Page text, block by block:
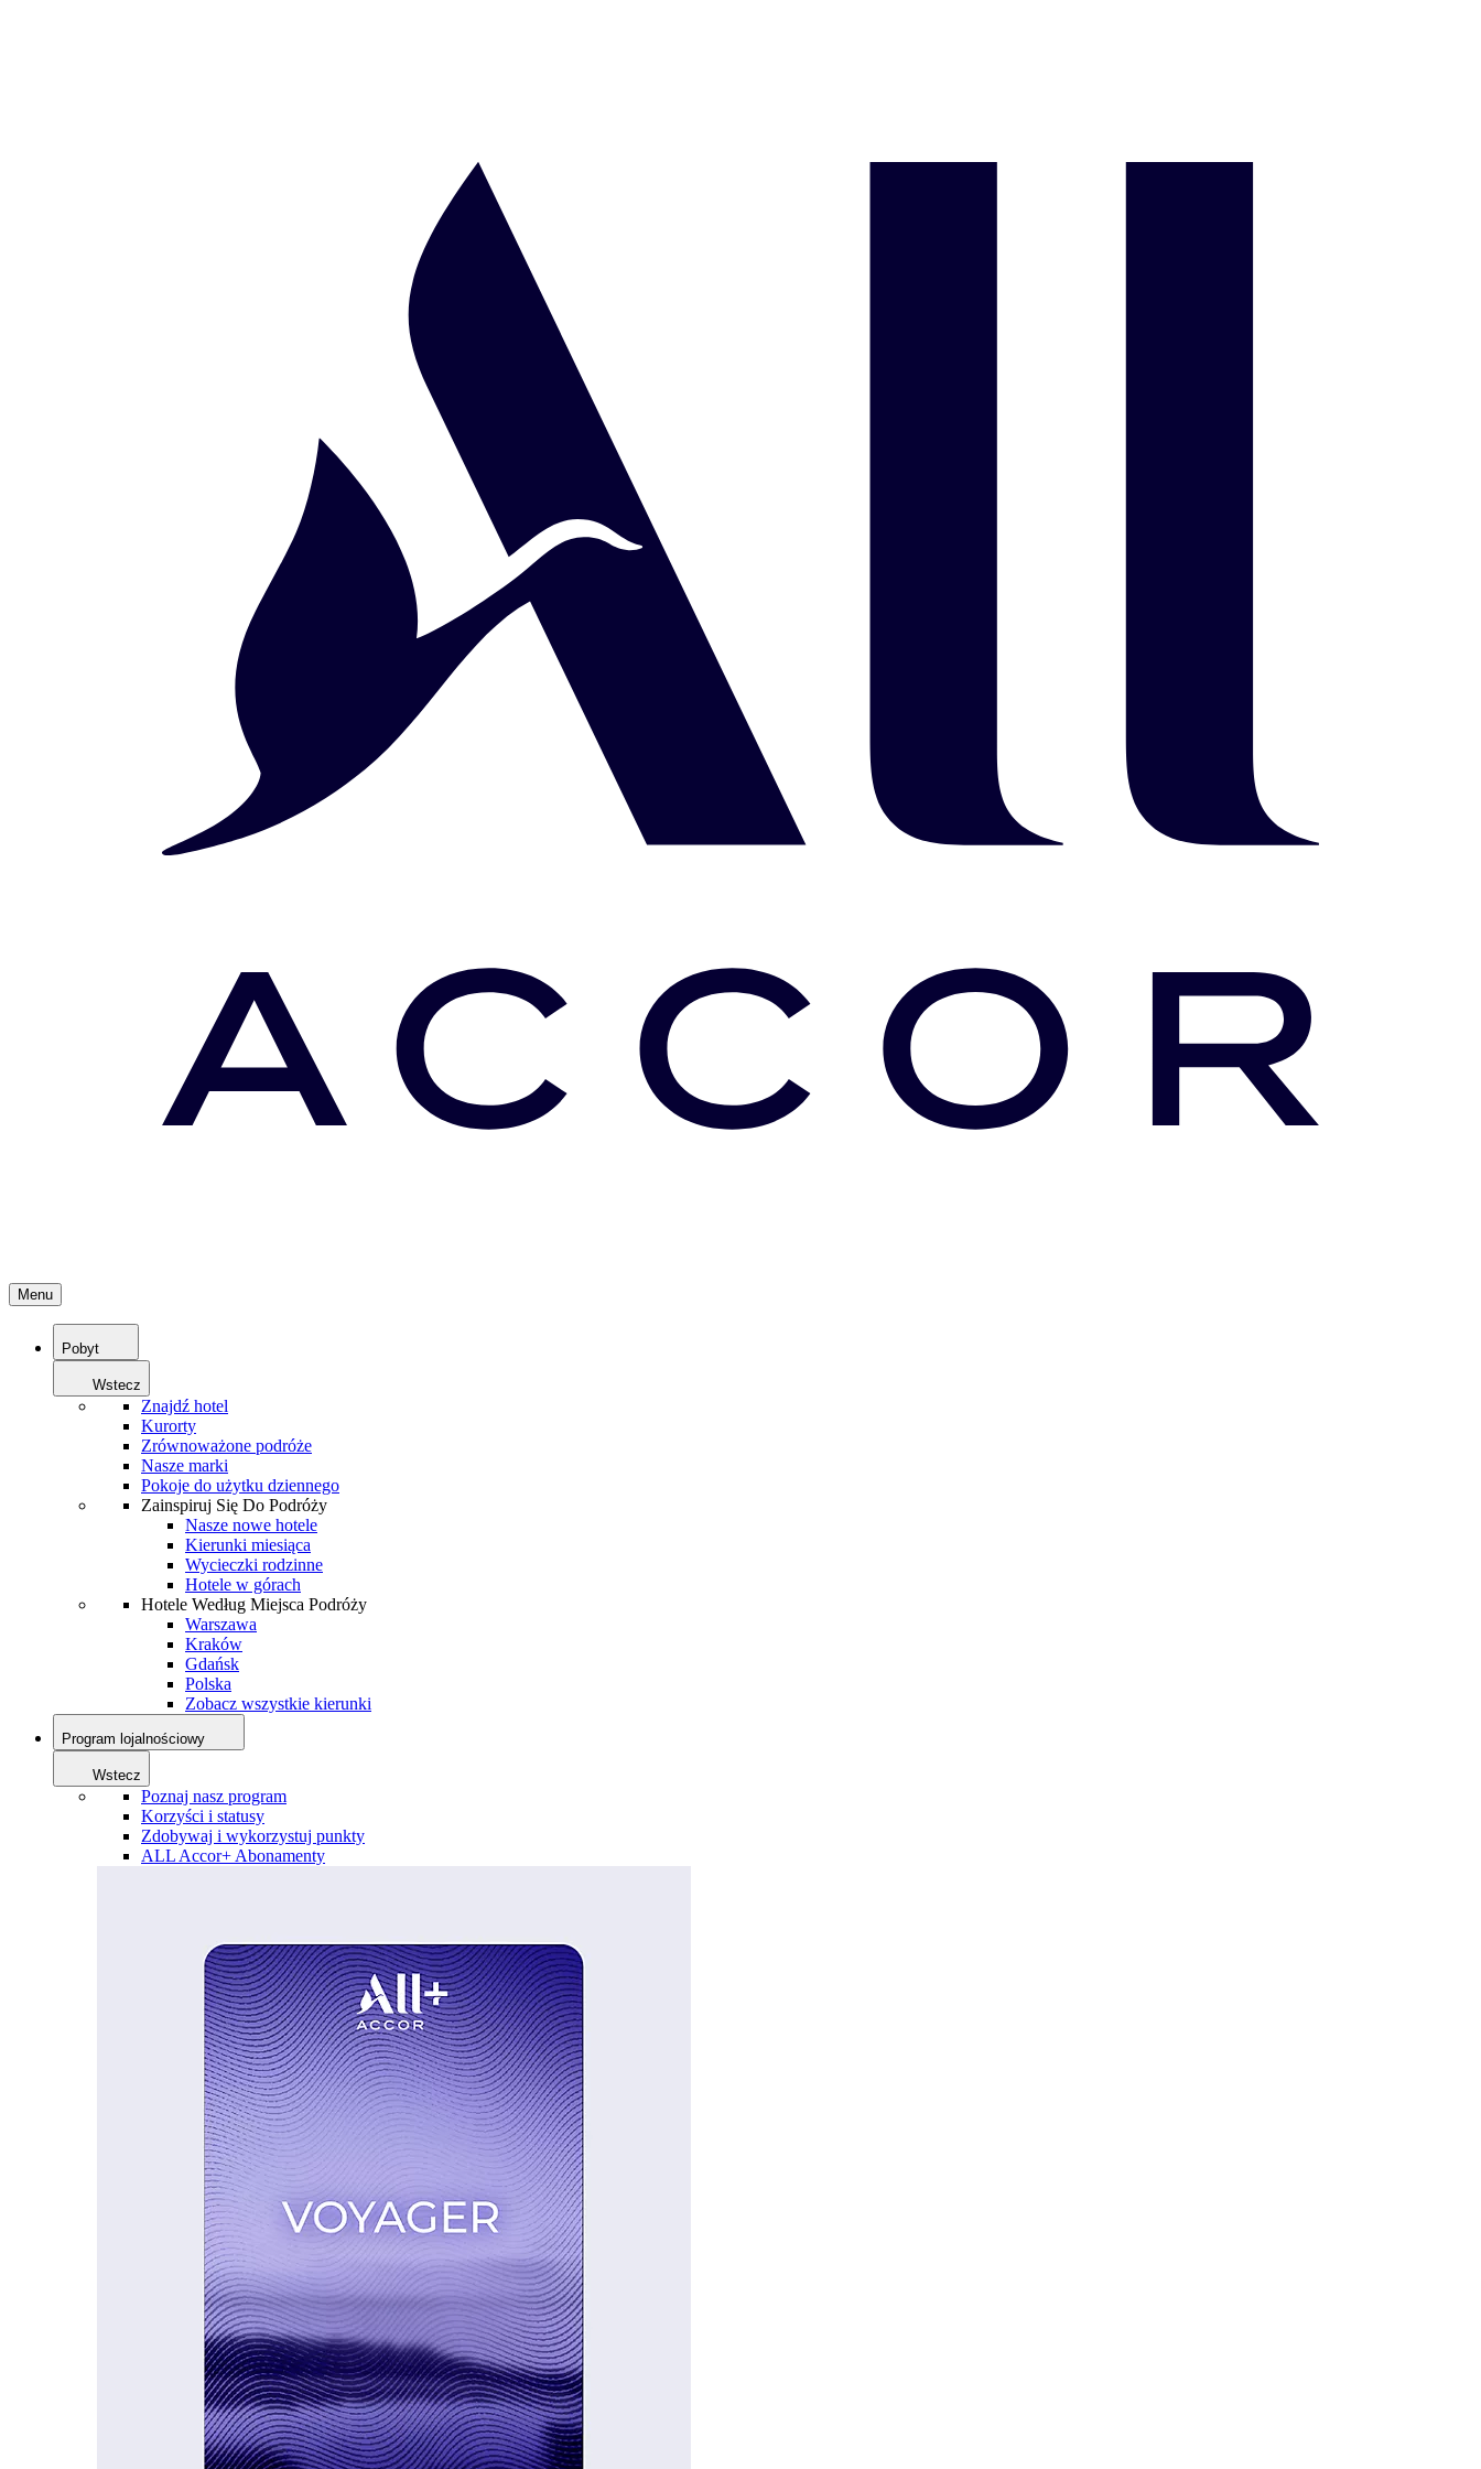
Menu
Pobyt
Wstecz
Znajdź hotel
Kurorty
Zrównoważone podróże
Nasze marki
Pokoje do użytku dziennego
Zainspiruj Się Do Podróży
Nasze nowe hotele
Kierunki miesiąca
Wycieczki rodzinne
Hotele w górach
Hotele Według Miejsca Podróży
Warszawa
Kraków
Gdańsk
Polska
Zobacz wszystkie kierunki
Program lojalnościowy
Wstecz
Poznaj nasz program
Korzyści i statusy
Zdobywaj i wykorzystuj punkty
ALL Accor+ Abonamenty